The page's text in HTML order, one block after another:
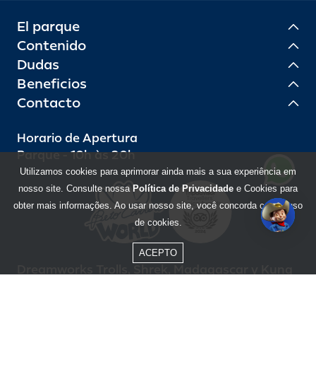
El parque
Contenido
Dudas
Beneficios
Contacto
Horario de Apertura
Parque - 10h às 20h
Utilizamos cookies para aprimorar ainda mais a sua experiência em
nosso site. Consulte nossa Política de Privacidade e Cookies para
obter mais informações. Ao usar nosso site, você concorda com o uso
de cookies.
ACEPTO